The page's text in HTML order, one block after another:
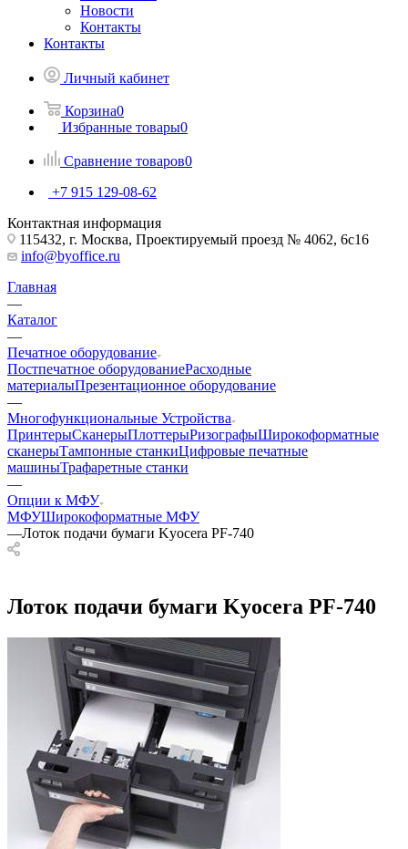
Новости
Контакты
Контакты
Личный кабинет
Корзина0
Избранные товары0
Сравнение товаров0
+7 915 129-08-62
Контактная информация
115432, г. Москва, Проектируемый проезд № 4062, 6с16
info@byoffice.ru
Главная
—
Каталог
—
Печатное оборудование
Постпечатное оборудованиеРасходные
материалыПрезентационное оборудование
—
Многофункциональные Устройства
ПринтерыСканерыПлоттерыРизографыШирокоформатные
сканерыТампонные станкиЦифровые печатные
машиныТрафаретные станки
—
Опции к МФУ
МФУШирокоформатные МФУ
—Лоток подачи бумаги Kyocera PF-740
Лоток подачи бумаги Kyocera PF-740